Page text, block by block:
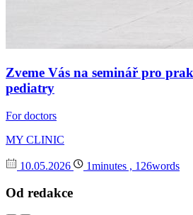
Zveme Vás na seminář pro
pediatry
For doctors
MY CLINIC
10.05.2026 1minutes , 126words
Od redakce